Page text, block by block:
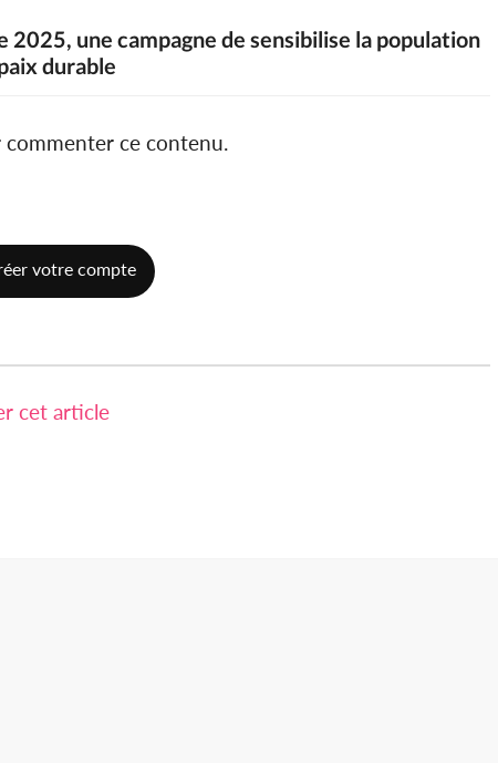
une campagne de sensibilise la population
durable
ce contenu.
votre compte
cet article